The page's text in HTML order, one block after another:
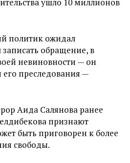
политик ожидал
обращение, в
невиновности — он
его преследования —
Аида Салянова ранее
признают
быть приговорен к более
свободы.